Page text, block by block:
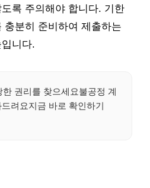
록 주의해야 합니다. 기한
충분히 준비하여 제출하는
니다.
한 권리를 찾으세요불공정 계
려요지금 바로 확인하기